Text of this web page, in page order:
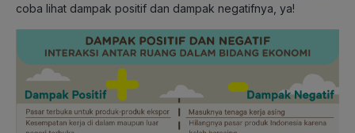
coba lihat dampak positif dan dampak negatifnya, ya!